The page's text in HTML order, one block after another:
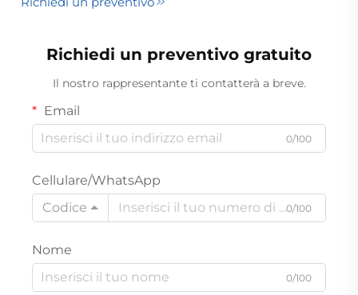
batteria al litio,
senza sacco, ad alta
potenza (65 W), motore a
spazzole in corrente
anno, design compatto
Richiedi un preventivo gratuito
Il nostro rappresentante ti contatterà a breve.
Email
0/100
Cellulare/WhatsApp
Codice
0/100
Nome
0/100